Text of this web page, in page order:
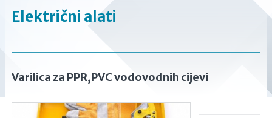
Električni alati
Varilica za PPR,PVC vodovodnih cijevi